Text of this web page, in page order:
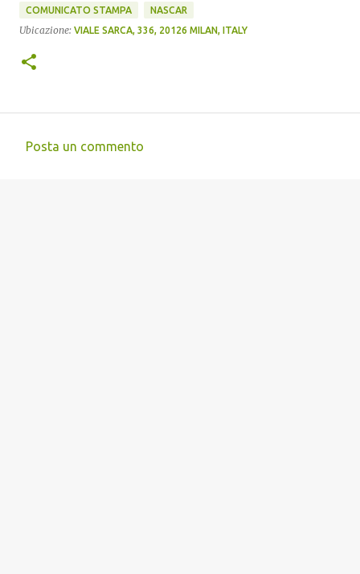
COMUNICATO STAMPA NASCAR
Ubicazione: VIALE SARCA, 336, 20126 MILAN, ITALY
Posta un commento